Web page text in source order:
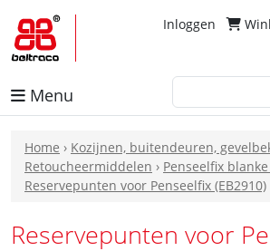
Inloggen
Menu
Home › Kozijnen, buitendeuren,
Retoucheermiddelen › Penseelfix
Reservepunten voor Penseelfix (EB2910)
Reservepunten voor